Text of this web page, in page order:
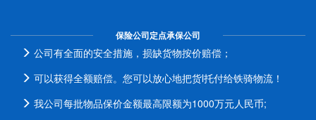
保险公司定点承保公司
公司有全面的安全措施，损缺货物按价赔偿；
可以获得全额赔偿。您可以放心地把货l托付给铁骑物流！
我公司每批物品保价金额最高限额为1000万元人民币;